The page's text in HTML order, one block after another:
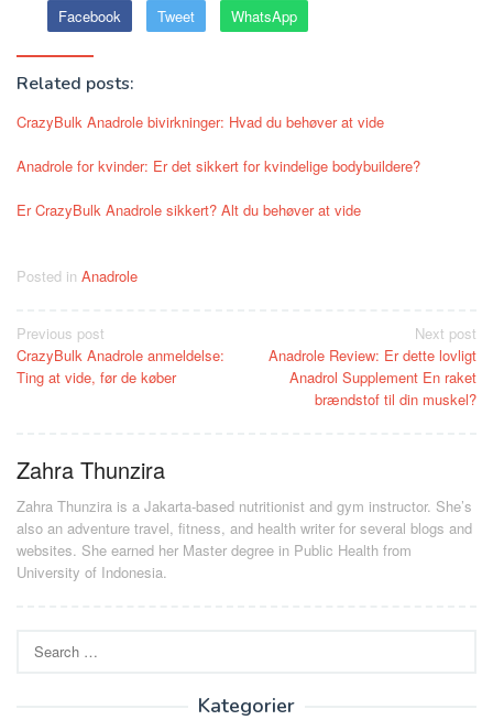
Facebook Tweet WhatsApp
Related posts:
CrazyBulk Anadrole bivirkninger: Hvad du behøver at vide
Anadrole for kvinder: Er det sikkert for kvindelige bodybuildere?
Er CrazyBulk Anadrole sikkert? Alt du behøver at vide
Posted in Anadrole
Post
navigation
Previous post
CrazyBulk Anadrole anmeldelse:
Ting at vide, før de køber
Next post
Anadrole Review: Er dette lovligt
Anadrol Supplement En raket
brændstof til din muskel?
Zahra Thunzira
Zahra Thunzira is a Jakarta-based nutritionist and gym instructor. She’s
also an adventure travel, fitness, and health writer for several blogs and
websites. She earned her Master degree in Public Health from
University of Indonesia.
for:
Kategorier